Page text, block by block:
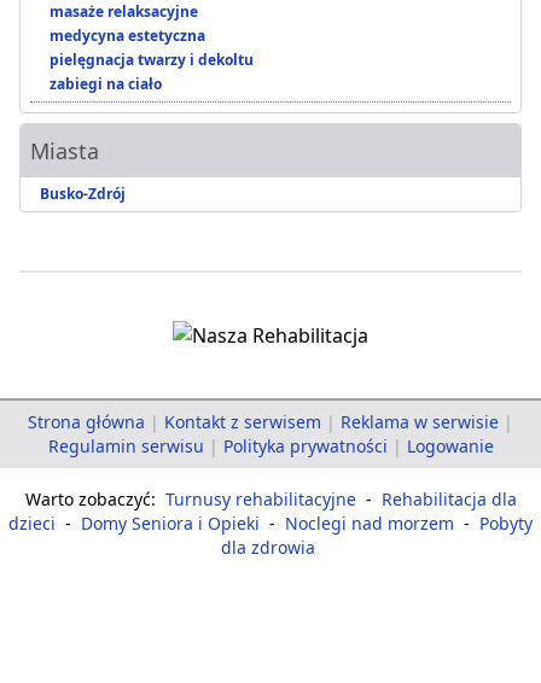
masaże relaksacyjne
medycyna estetyczna
pielęgnacja twarzy i dekoltu
zabiegi na ciało
Miasta
Busko-Zdrój
Strona główna | Kontakt z serwisem | Reklama w serwisie |
Regulamin serwisu | Polityka prywatności | Logowanie
Warto zobaczyć: Turnusy rehabilitacyjne - Rehabilitacja dla
dzieci - Domy Seniora i Opieki - Noclegi nad morzem - Pobyty
dla zdrowia